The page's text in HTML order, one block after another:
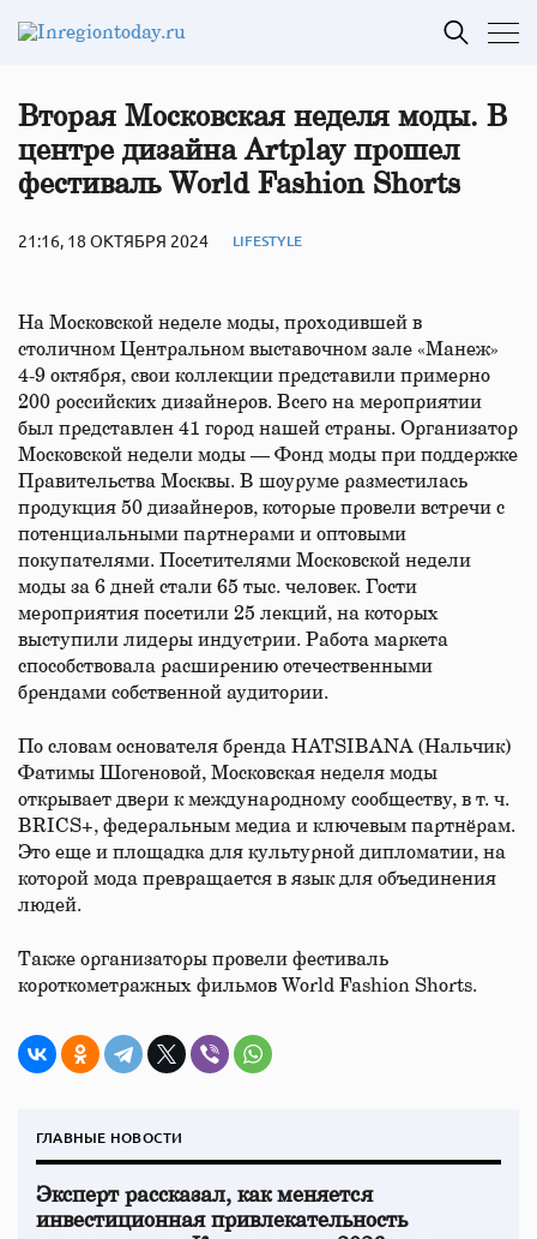
Вторая Московская неделя моды. В
центре дизайна Artplay прошел
фестиваль World Fashion Shorts
21:16, 18 ОКТЯБРЯ 2024 LIFESTYLE
На Московской неделе моды, проходившей в
столичном Центральном выставочном зале «Манеж»
4-9 октября, свои коллекции представили примерно
200 российских дизайнеров. Всего на мероприятии
был представлен 41 город нашей страны. Организатор
Московской недели моды — Фонд моды при поддержке
Правительства Москвы. В шоуруме разместилась
продукция 50 дизайнеров, которые провели встречи с
потенциальными партнерами и оптовыми
покупателями. Посетителями Московской недели
моды за 6 дней стали 65 тыс. человек. Гости
мероприятия посетили 25 лекций, на которых
выступили лидеры индустрии. Работа маркета
способствовала расширению отечественными
брендами собственной аудитории.
По словам основателя бренда HATSIBANA (Нальчик)
Фатимы Шогеновой, Московская неделя моды
открывает двери к международному сообществу, в т. ч.
BRICS+, федеральным медиа и ключевым партнёрам.
Это еще и площадка для культурной дипломатии, на
которой мода превращается в язык для объединения
людей.
Также организаторы провели фестиваль
короткометражных фильмов World Fashion Shorts.
ГЛАВНЫЕ НОВОСТИ
Эксперт рассказал, как меняется
инвестиционная привлекательность